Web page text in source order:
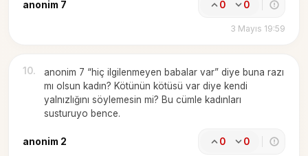
anonim 7 0 0
3 Mayıs 19:59
10.
anonim 7 “hiç ilgilenmeyen babalar var” diye buna razı
mı olsun kadın? Kötünün kötüsü var diye kendi
yalnızlığını söylemesin mi? Bu cümle kadınları
susturuyo bence.
anonim 2 0 0